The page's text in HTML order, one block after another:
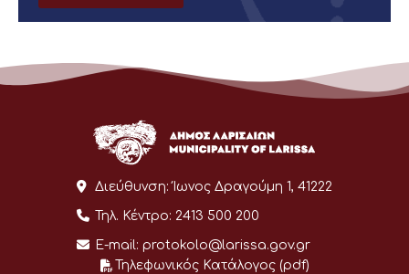
Διεύθυνση: Ίωνος Δραγούμη 1, 41222
Τηλ. Κέντρο: 2413 500 200
E-mail: protokolo@larissa.gov.gr
Τηλεφωνικός Κατάλογος (pdf)